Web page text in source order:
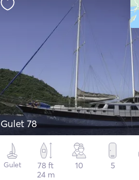
Gulet 78
Gulet
78 ft
24 m
10 5